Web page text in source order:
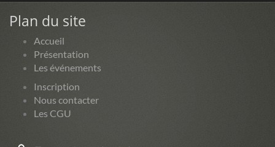
Plan du site
Accueil
Présentation
Les événements
Inscription
Nous contacter
Les CGU